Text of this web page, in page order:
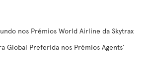
nos Prémios World Airline da Skytrax
Global Preferida nos Prémios Agents’